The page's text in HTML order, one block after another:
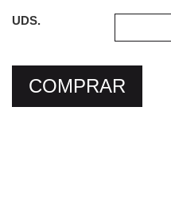
UDS.
COMPRAR